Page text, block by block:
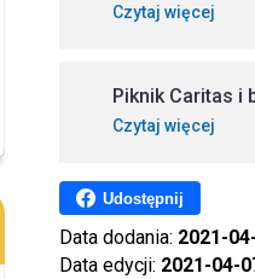
Czytaj więcej
Piknik Caritas i
Czytaj więcej
Udostępnij
Data dodania: 2021-
Data edycji: 2021-04-